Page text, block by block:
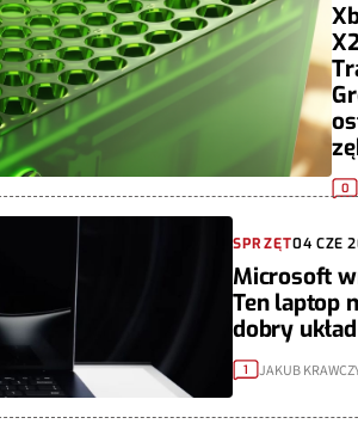
0
SPRZĘT04 CZE
Microsoft
Ten laptop
dobry
1 JAKUB